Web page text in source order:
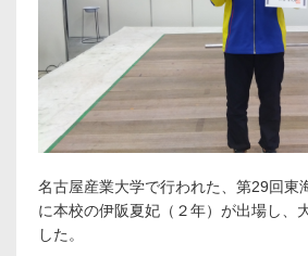
名古屋産業大学で行われた、第29回東
に本校の伊阪夏妃（２年）が出場し、
した。